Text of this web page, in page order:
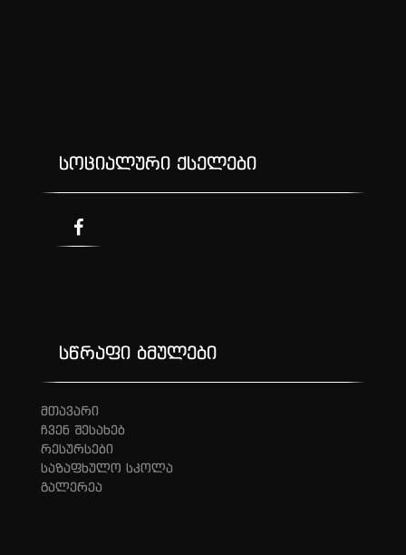
სოციალური ქსელები
სწრაფი ბმულები
მთავარი
ჩვენ შესახებ
რესურსები
საზაფხულო სკოლა
გალერეა